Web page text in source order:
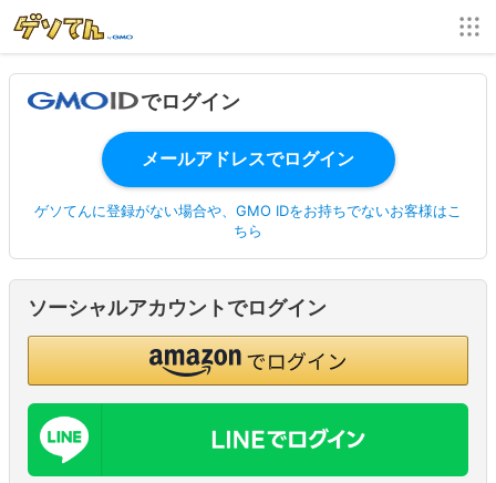
でログイン
ゲソてんに登録がない場合や、GMO IDをお持ちでないお客様はこ
ちら
ソーシャルアカウントでログイン